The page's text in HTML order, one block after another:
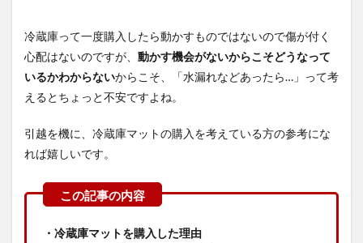
冷蔵庫って一度購入したら動かすものではないので傷が付く
心配はないのですが、 動かす機会がないからこそどうなって
いるかわからないからこそ、「水漏れなどあったら…」って考
えるとちょっと不安ですよね。
引越を機に、冷蔵庫マットの購入を考えている方の参考にな
れば嬉しいです。
・冷蔵庫マットを購入した理由